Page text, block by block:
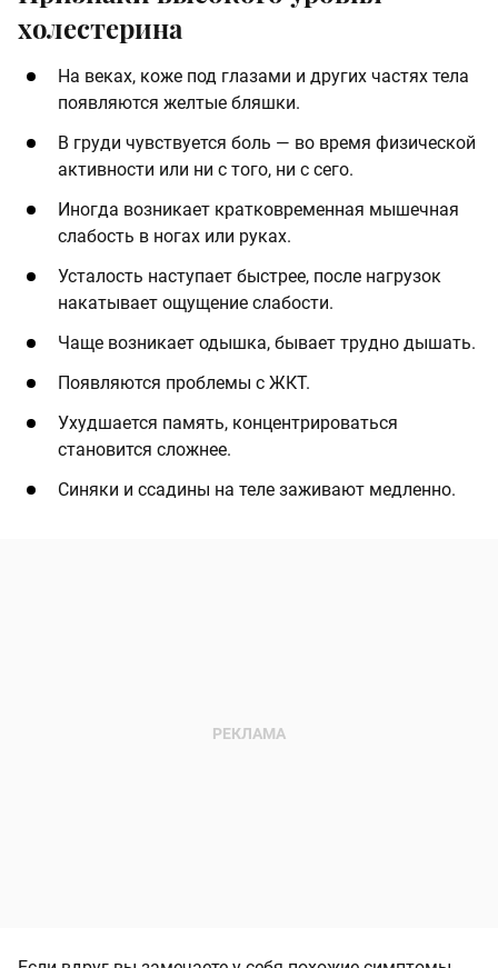
холестерина
На веках, коже под глазами и других частях тела
появляются желтые бляшки.
В груди чувствуется боль — во время физической
активности или ни с того, ни с сего.
Иногда возникает кратковременная мышечная
слабость в ногах или руках.
Усталость наступает быстрее, после нагрузок
накатывает ощущение слабости.
Чаще возникает одышка, бывает трудно дышать.
Появляются проблемы с ЖКТ.
Ухудшается память, концентрироваться
становится сложнее.
Синяки и ссадины на теле заживают медленно.